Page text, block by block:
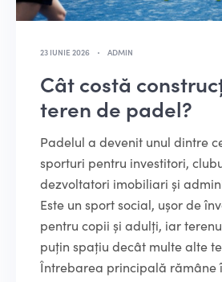
23 IUNIE 2026 ADMIN
Cât costă
teren de padel?
Padelul a devenit unul dintre
sporturi pentru investitori,
dezvoltatori imobiliari și
Este un sport social, ușor de
pentru copii și adulți, iar
puțin spațiu decât multe alte
Întrebarea principală rămâne